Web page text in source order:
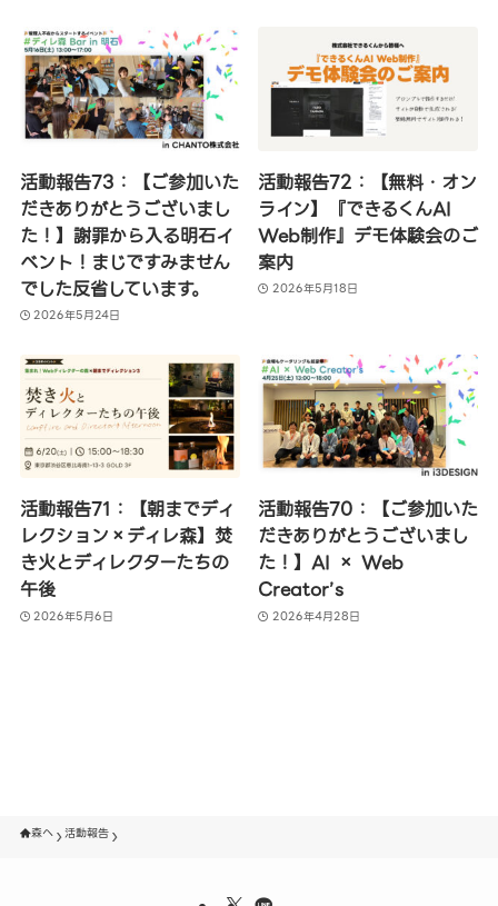
活動報告73：【ご参加いた
だきありがとうございまし
た！】謝罪から入る明石イ
ベント！まじですみません
でした反省しています。
2026年5月24日
活動報告72：【無料・オン
ライン】『できるくんAI
Web制作』デモ体験会のご
案内
2026年5月18日
活動報告71：【朝までディ
レクション×ディレ森】焚
き火とディレクターたちの
午後
2026年5月6日
活動報告70：【ご参加いた
だきありがとうございまし
た！】AI × Web
Creator’s
2026年4月28日
森へ 活動報告